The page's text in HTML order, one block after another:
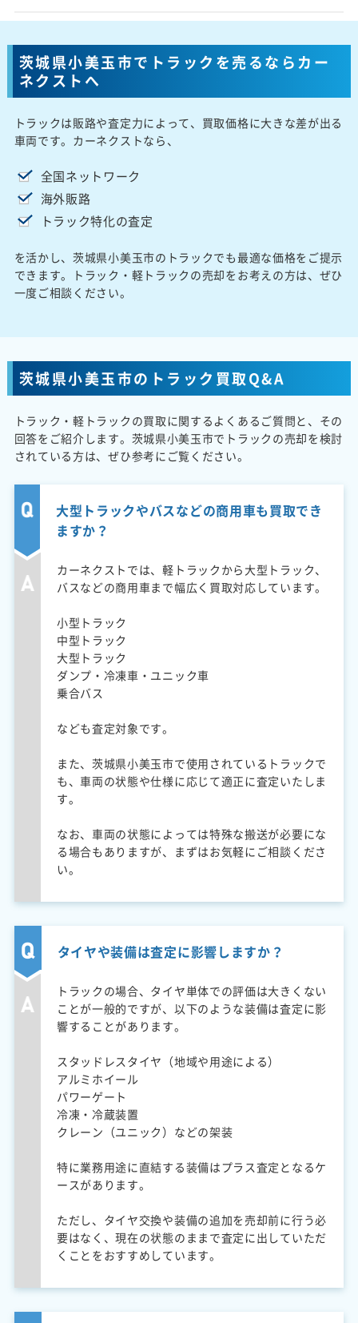
茨城県小美玉市でトラックを売るならカー
ネクストへ
トラックは販路や査定力によって、買取価格に大きな差が出る
車両です。カーネクストなら、
全国ネットワーク
海外販路
トラック特化の査定
を活かし、茨城県小美玉市のトラックでも最適な価格をご提示
できます。トラック・軽トラックの売却をお考えの方は、ぜひ
一度ご相談ください。
茨城県小美玉市のトラック買取Q&A
トラック・軽トラックの買取に関するよくあるご質問と、その
回答をご紹介します。茨城県小美玉市でトラックの売却を検討
されている方は、ぜひ参考にご覧ください。
大型トラックやバスなどの商用車も買取でき
ますか？
カーネクストでは、軽トラックから大型トラック、
バスなどの商用車まで幅広く買取対応しています。
小型トラック
中型トラック
大型トラック
ダンプ・冷凍車・ユニック車
乗合バス
なども査定対象です。
また、茨城県小美玉市で使用されているトラックで
も、車両の状態や仕様に応じて適正に査定いたしま
す。
なお、車両の状態によっては特殊な搬送が必要にな
る場合もありますが、まずはお気軽にご相談くださ
い。
タイヤや装備は査定に影響しますか？
トラックの場合、タイヤ単体での評価は大きくない
ことが一般的ですが、以下のような装備は査定に影
響することがあります。
スタッドレスタイヤ（地域や用途による）
アルミホイール
パワーゲート
冷凍・冷蔵装置
クレーン（ユニック）などの架装
特に業務用途に直結する装備はプラス査定となるケ
ースがあります。
ただし、タイヤ交換や装備の追加を売却前に行う必
要はなく、現在の状態のままで査定に出していただ
くことをおすすめしています。